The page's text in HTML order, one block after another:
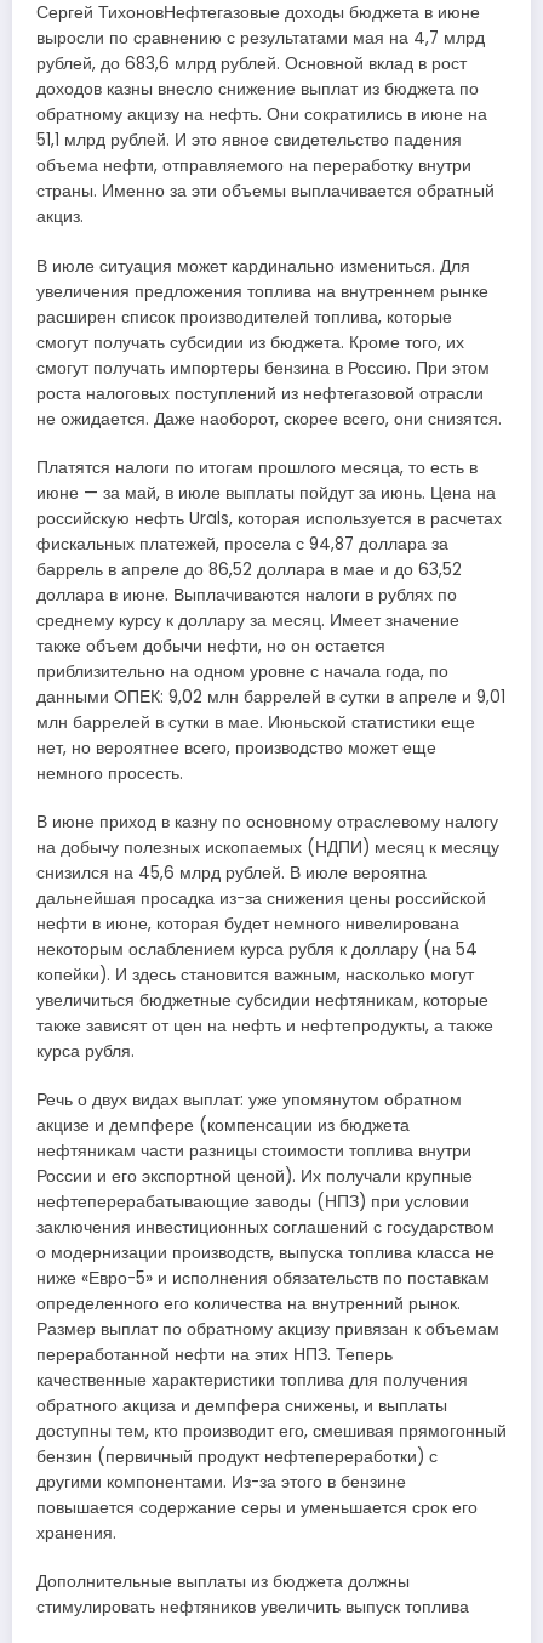
Сергей ТихоновНефтегазовые доходы бюджета в июне
выросли по сравнению с результатами мая на 4,7 млрд
рублей, до 683,6 млрд рублей. Основной вклад в рост
доходов казны внесло снижение выплат из бюджета по
обратному акцизу на нефть. Они сократились в июне на
51,1 млрд рублей. И это явное свидетельство падения
объема нефти, отправляемого на переработку внутри
страны. Именно за эти объемы выплачивается обратный
акциз.
В июле ситуация может кардинально измениться. Для
увеличения предложения топлива на внутреннем рынке
расширен список производителей топлива, которые
смогут получать субсидии из бюджета. Кроме того, их
смогут получать импортеры бензина в Россию. При этом
роста налоговых поступлений из нефтегазовой отрасли
не ожидается. Даже наоборот, скорее всего, они снизятся.
Платятся налоги по итогам прошлого месяца, то есть в
июне — за май, в июле выплаты пойдут за июнь. Цена на
российскую нефть Urals, которая используется в расчетах
фискальных платежей, просела с 94,87 доллара за
баррель в апреле до 86,52 доллара в мае и до 63,52
доллара в июне. Выплачиваются налоги в рублях по
среднему курсу к доллару за месяц. Имеет значение
также объем добычи нефти, но он остается
приблизительно на одном уровне с начала года, по
данными ОПЕК: 9,02 млн баррелей в сутки в апреле и 9,01
млн баррелей в сутки в мае. Июньской статистики еще
нет, но вероятнее всего, производство может еще
немного просесть.
В июне приход в казну по основному отраслевому налогу
на добычу полезных ископаемых (НДПИ) месяц к месяцу
снизился на 45,6 млрд рублей. В июле вероятна
дальнейшая просадка из-за снижения цены российской
нефти в июне, которая будет немного нивелирована
некоторым ослаблением курса рубля к доллару (на 54
копейки). И здесь становится важным, насколько могут
увеличиться бюджетные субсидии нефтяникам, которые
также зависят от цен на нефть и нефтепродукты, а также
курса рубля.
Речь о двух видах выплат: уже упомянутом обратном
акцизе и демпфере (компенсации из бюджета
нефтяникам части разницы стоимости топлива внутри
России и его экспортной ценой). Их получали крупные
нефтеперерабатывающие заводы (НПЗ) при условии
заключения инвестиционных соглашений с государством
о модернизации производств, выпуска топлива класса не
ниже «Евро-5» и исполнения обязательств по поставкам
определенного его количества на внутренний рынок.
Размер выплат по обратному акцизу привязан к объемам
переработанной нефти на этих НПЗ. Теперь
качественные характеристики топлива для получения
обратного акциза и демпфера снижены, и выплаты
доступны тем, кто производит его, смешивая прямогонный
бензин (первичный продукт нефтепереработки) с
другими компонентами. Из-за этого в бензине
повышается содержание серы и уменьшается срок его
хранения.
Дополнительные выплаты из бюджета должны
стимулировать нефтяников увеличить выпуск топлива